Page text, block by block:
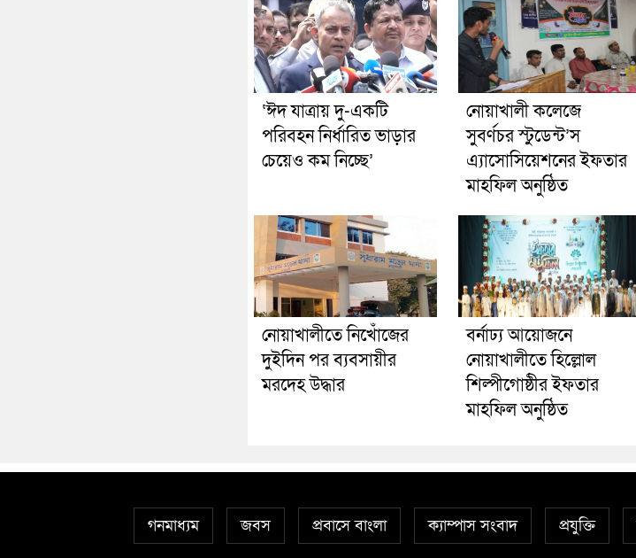
‘ঈদ যাত্রায় দু-একটি
পরিবহন নির্ধারিত ভাড়ার
চেয়েও কম নিচ্ছে’
নোয়াখালী কলেজে
সুবর্ণচর স্টুডেন্ট’স
এ্যাসোসিয়েশনের ইফতার
মাহফিল অনুষ্ঠিত
নোয়াখালীতে নিখোঁজের
দুইদিন পর ব্যবসায়ীর
মরদেহ উদ্ধার
বর্নাঢ্য আয়োজনে
নোয়াখালীতে হিল্লোল
শিল্পীগোষ্ঠীর ইফতার
মাহফিল অনুষ্ঠিত
গনমাধ্যম জবস প্রবাসে বাংলা ক্যাম্পাস সংবাদ প্রযুক্তি